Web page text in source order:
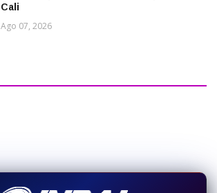
Cali
Ago 07, 2026